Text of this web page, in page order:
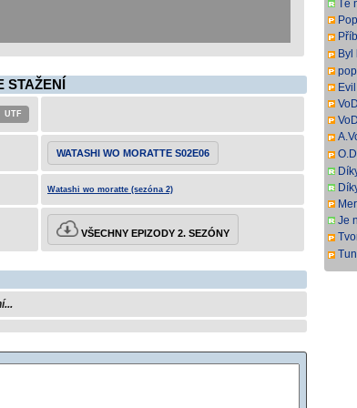
WATASHI WO MORATTE S02E06
Watashi wo moratte (sezóna 2)
VŠECHNY EPIZODY 2. SEZÓNY
Tě
Je
k